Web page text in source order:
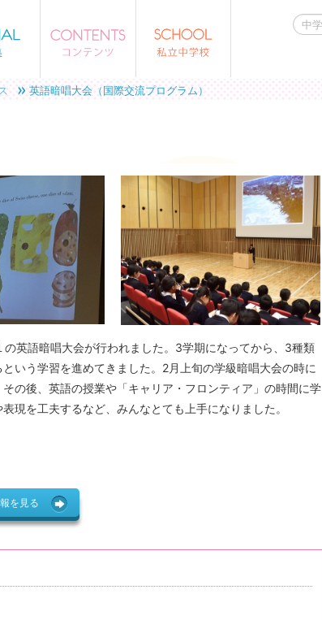
英語暗唱大会（国際交流プログラム）
英語暗唱大会が行われました。3学期になってから、3種類
いう学習を進めてきました。2月上旬の学級暗唱大会の時に
の後、英語の授業や「キャリア・フロンティア」の時間に学
現を工夫するなど、みんなとても上手になりました。
を見る